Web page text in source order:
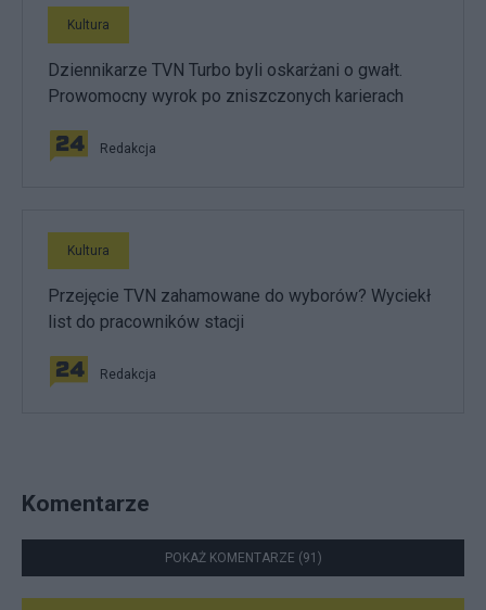
Kultura
Dziennikarze TVN Turbo byli oskarżani o gwałt.
Prowomocny wyrok po zniszczonych karierach
Redakcja
Kultura
Przejęcie TVN zahamowane do wyborów? Wyciekł
list do pracowników stacji
Redakcja
Komentarze
POKAŻ KOMENTARZE (91)